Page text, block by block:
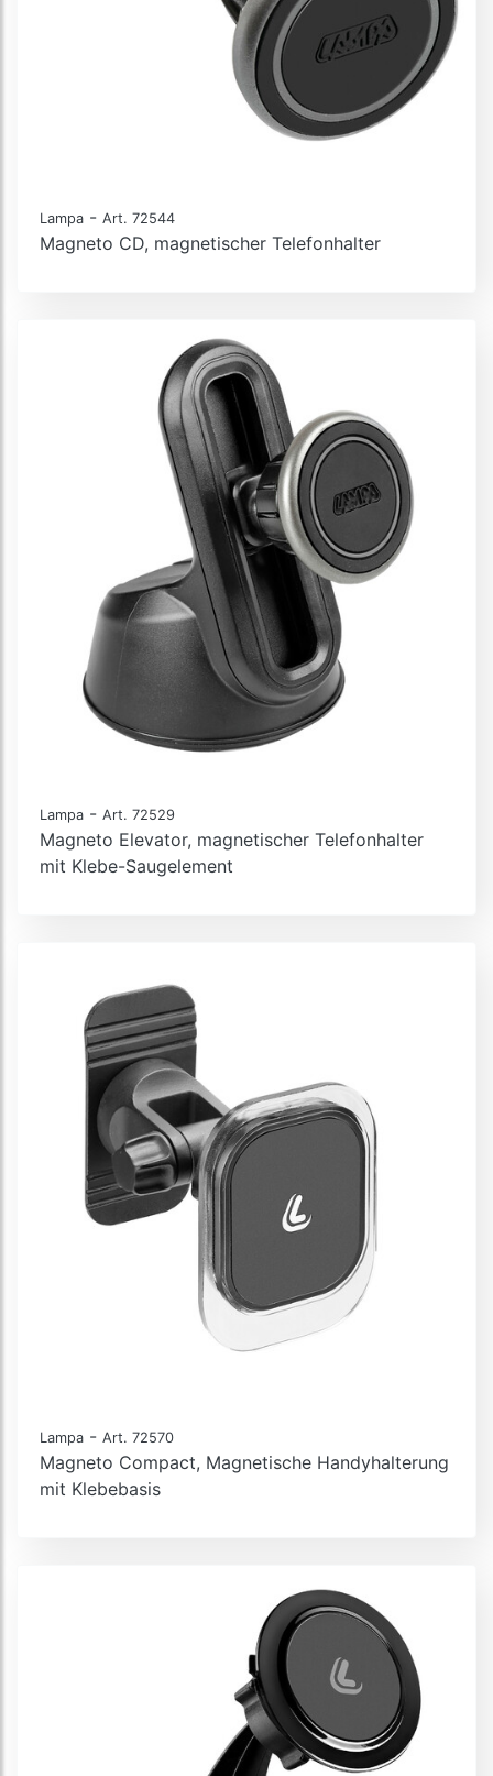
Lampa - Art. 72544
Magneto CD, magnetischer Telefonhalter
Lampa - Art. 72529
Magneto Elevator, magnetischer Telefonhalter
mit Klebe-Saugelement
Lampa - Art. 72570
Magneto Compact, Magnetische Handyhalterung
mit Klebebasis